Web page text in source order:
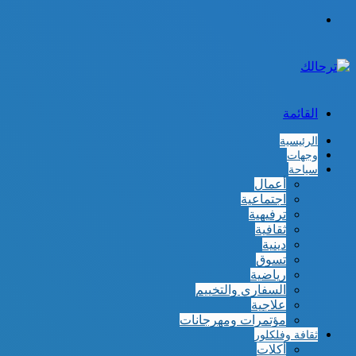
القائمة
الرئيسية
وجهات
سياحة
أعمال
اجتماعية
ترفيهية
ثقافية
دينية
تسوق
رياضية
السفاري والتخييم
علاجية
مؤتمرات ومهرجانات
ثقافة وفلكلور
أكلات